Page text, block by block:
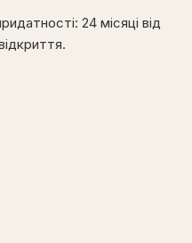
24 місяці від